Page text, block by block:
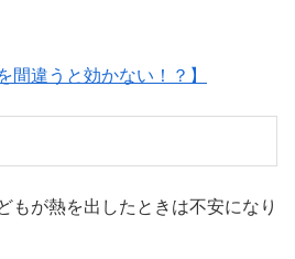
間違うと効かない！？】
もが熱を出したときは不安になり